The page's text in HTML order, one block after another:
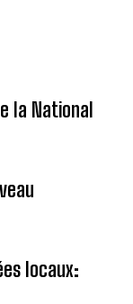
la National
locaux: